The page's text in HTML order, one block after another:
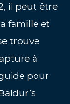
il peut être
famille et
trouve
à
pour